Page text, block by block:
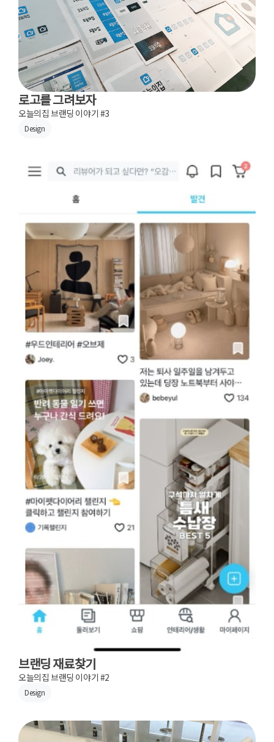
로고를 그려보자
오늘의집 브랜딩 이야기 #3
Design
브랜딩 재료찾기
오늘의집 브랜딩 이야기 #2
Design